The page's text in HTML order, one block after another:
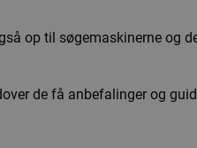
op til søgemaskinerne og
de få anbefalinger og